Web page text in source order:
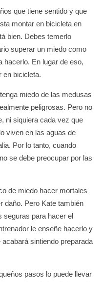
que tiene sentido y que
montar en bicicleta en
bien. Debes temerlo
superar un miedo como
hacerlo. En lugar de eso,
en bicicleta.
miedo de las medusas
peligrosas. Pero no
ni siquiera cada vez que
viven en las aguas de
Por lo tanto, cuando
se debe preocupar por las
de miedo hacer mortales
daño. Pero Kate también
seguras para hacer el
le enseñe hacerlo y
sintiendo preparada
pasos lo puede llevar